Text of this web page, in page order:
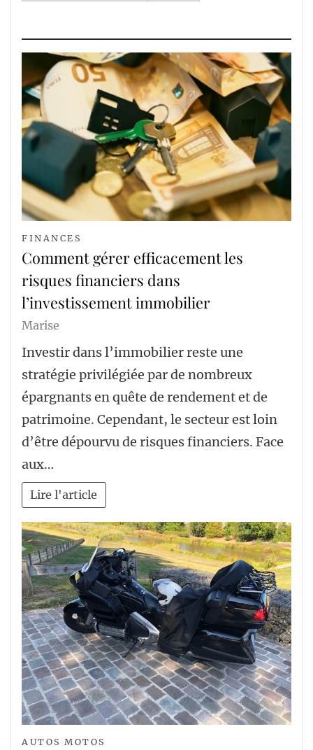
FINANCES
Comment gérer efficacement les
risques financiers dans
l’investissement immobilier
Marise
Investir dans l’immobilier reste une
stratégie privilégiée par de nombreux
épargnants en quête de rendement et de
patrimoine. Cependant, le secteur est loin
d’être dépourvu de risques financiers. Face
aux…
Lire l'article
AUTOS MOTOS